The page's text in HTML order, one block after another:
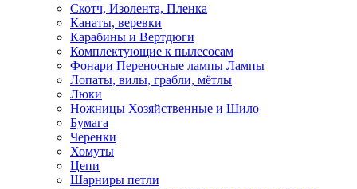
Скотч, Изолента, Пленка
Канаты, веревки
Карабины и Вертдюги
Комплектующие к пылесосам
Фонари Переносные лампы Лампы
Лопаты, вилы, грабли, мётлы
Люки
Ножницы Хозяйственные и Шило
Бумага
Черенки
Хомуты
Цепи
Шарниры петли